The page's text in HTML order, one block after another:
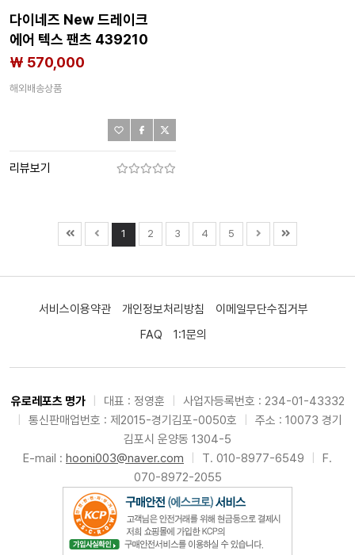
다이네즈 New 드레이크
에어 텍스 팬츠 439210
₩ 570,000
해외배송상품
리뷰보기
1 2 3 4 5
서비스이용약관 개인정보처리방침
이메일무단수집거부
FAQ
1:1문의
유로레포츠 명가 대표 : 정영훈
사업자등록번호 : 234-01-43332
통신판매업번호 : 제2015-경기김포-0050호
주소 : 10073 경기
김포시 운양동 1304-5
E-mail : hooni003@naver.com T. 010-8977-6549
F.
070-8972-2055